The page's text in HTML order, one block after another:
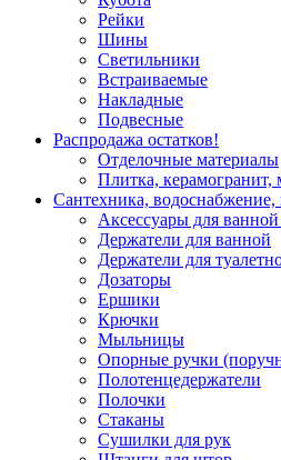
Рейки
Шины
Светильники
Встраиваемые
Накладные
Подвесные
Распродажа остатков!
Отделочные материалы
Плитка, керамогранит,
Сантехника, водоснабжение,
Аксессуары для
Держатели для ванной
Держатели для
Дозаторы
Ершики
Крючки
Мыльницы
Опорные ручки
Полотенцедержатели
Полочки
Стаканы
Сушилки для рук